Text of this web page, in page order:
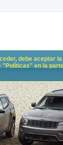
debe aceptar
en la